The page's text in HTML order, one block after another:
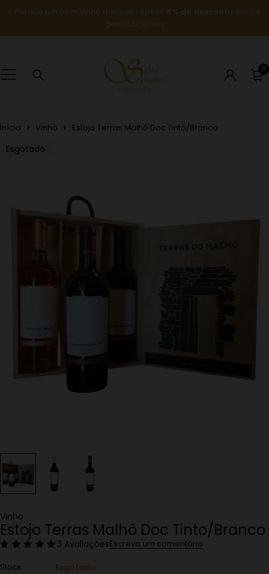
Porque um bom vinho merece repetir: 5% de desconto em 6
garrafas iguais
0
Início Vinho Estojo Terras Malhô Doc Tinto/Branco
Esgotado
Vinho
Estojo Terras Malhô Doc Tinto/Branco
3 AvaliaçõesEscreva um comentário
Stock Esgotado